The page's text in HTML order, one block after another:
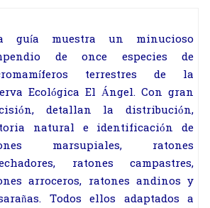
guía muestra un minucioso
de once especies de
terrestres de la
Ecológica El Ángel. Con gran
detallan la distribución,
natural e identificación de
marsupiales, ratones
ratones campastres,
arroceros, ratones andinos y
Todos ellos adaptados a